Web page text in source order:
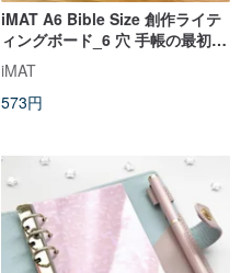
iMAT A6 Bible Size 創作ライテ
ィングボード_6 穴 手帳の最初の
ページ リフィル筆記用
iMAT
573円